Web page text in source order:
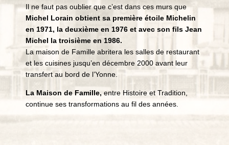
Il ne faut pas oublier que c’est dans ces murs que
Michel Lorain obtient sa première étoile Michelin
en 1971, la deuxième en 1976 et avec son fils Jean
Michel la troisième en 1986.
La maison de Famille abritera les salles de restaurant
et les cuisines jusqu’en décembre 2000 avant leur
transfert au bord de l’Yonne.
La Maison de Famille,entre Histoire et Tradition,
continue ses transformations au fil des années.